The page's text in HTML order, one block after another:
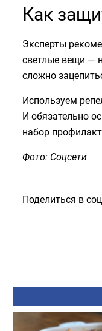
Как
Эксперты
светлые вещи —
сложно
Используем
И обязательно
набор
Фото: Соцсети
Поделиться в